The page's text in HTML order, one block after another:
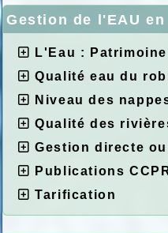
Gestion de l'EAU
L'Eau :
Qualité eau du
Niveau des
Qualité des
Gestion directe
Publications
Tarification